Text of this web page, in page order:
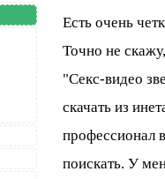
Есть очень
Точно не
"Секс-видео
скачать из
профессионал
поискать. У